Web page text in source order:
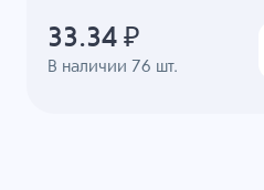
В наличии 76 шт.
33.34 ₽